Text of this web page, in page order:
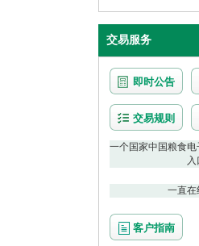
交易服务
即时公告
交易规则
一个国家中国粮食
入
一直在
客户指南